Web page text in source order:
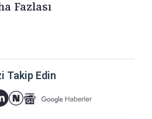
Fazlası
Takip Edin